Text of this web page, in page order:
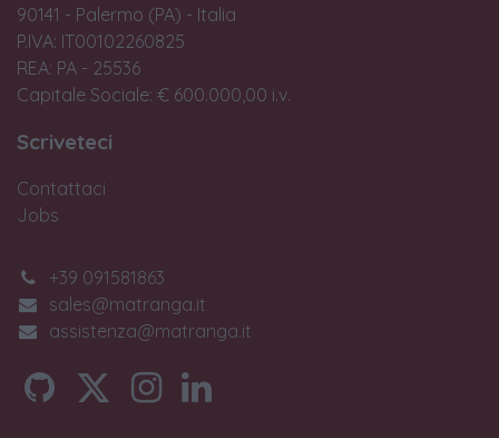
90141 - Palermo (PA) - Italia
P.IVA: IT00102260825
REA: PA - 25536
Capitale Sociale: € 600.000,00 i.v.
Scriveteci
Contattaci
Jobs
+39 091581863
sales@matranga.it
assistenza@matranga.it